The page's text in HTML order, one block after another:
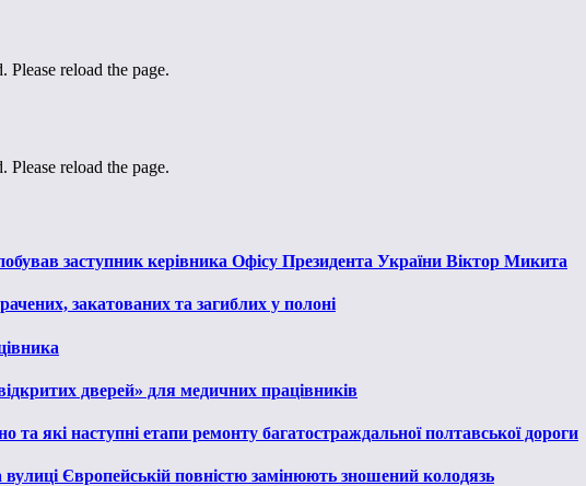
reload the page.
reload the page.
заступник керівника Офісу Президента України Віктор Микита
закатованих та загиблих у полоні
дверей» для медичних працівників
які наступні етапи ремонту багатостраждальної полтавської дороги
Європейській повністю замінюють зношений колодязь